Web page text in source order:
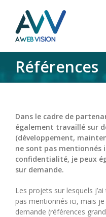
Références
Dans le cadre de
également travaillé sur
(développement,
ne sont pas mentionnés
confidentialité, je peux
sur demande.
Les projets sur lesquels
pas mentionnés ici, mais
demande (références